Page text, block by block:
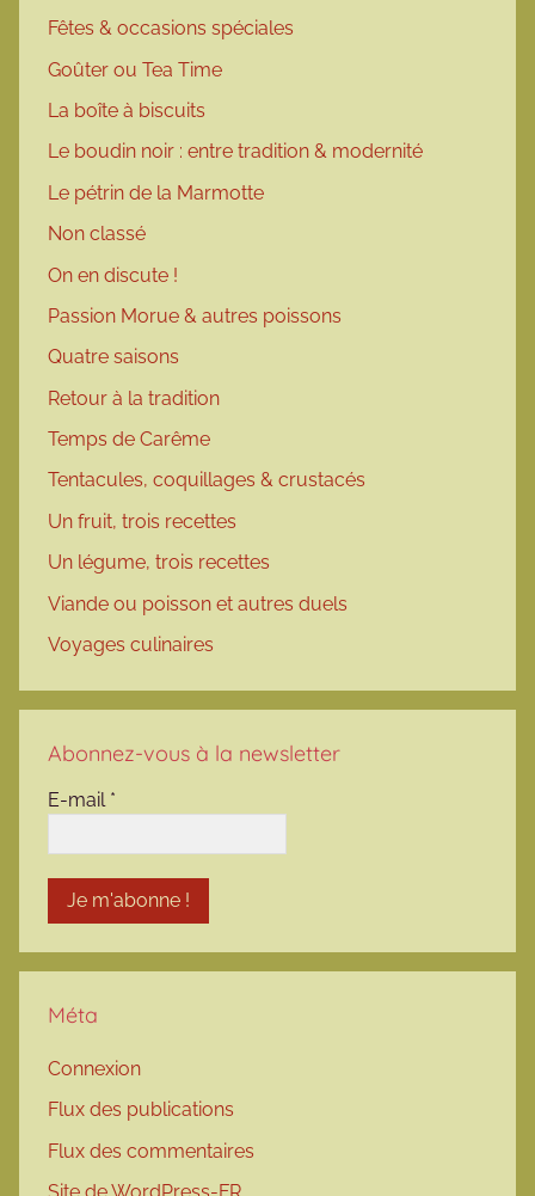
Fêtes & occasions spéciales
Goûter ou Tea Time
La boîte à biscuits
Le boudin noir : entre tradition & modernité
Le pétrin de la Marmotte
Non classé
On en discute !
Passion Morue & autres poissons
Quatre saisons
Retour à la tradition
Temps de Carême
Tentacules, coquillages & crustacés
Un fruit, trois recettes
Un légume, trois recettes
Viande ou poisson et autres duels
Voyages culinaires
Abonnez-vous à la newsletter
E-mail *
Méta
Connexion
Flux des publications
Flux des commentaires